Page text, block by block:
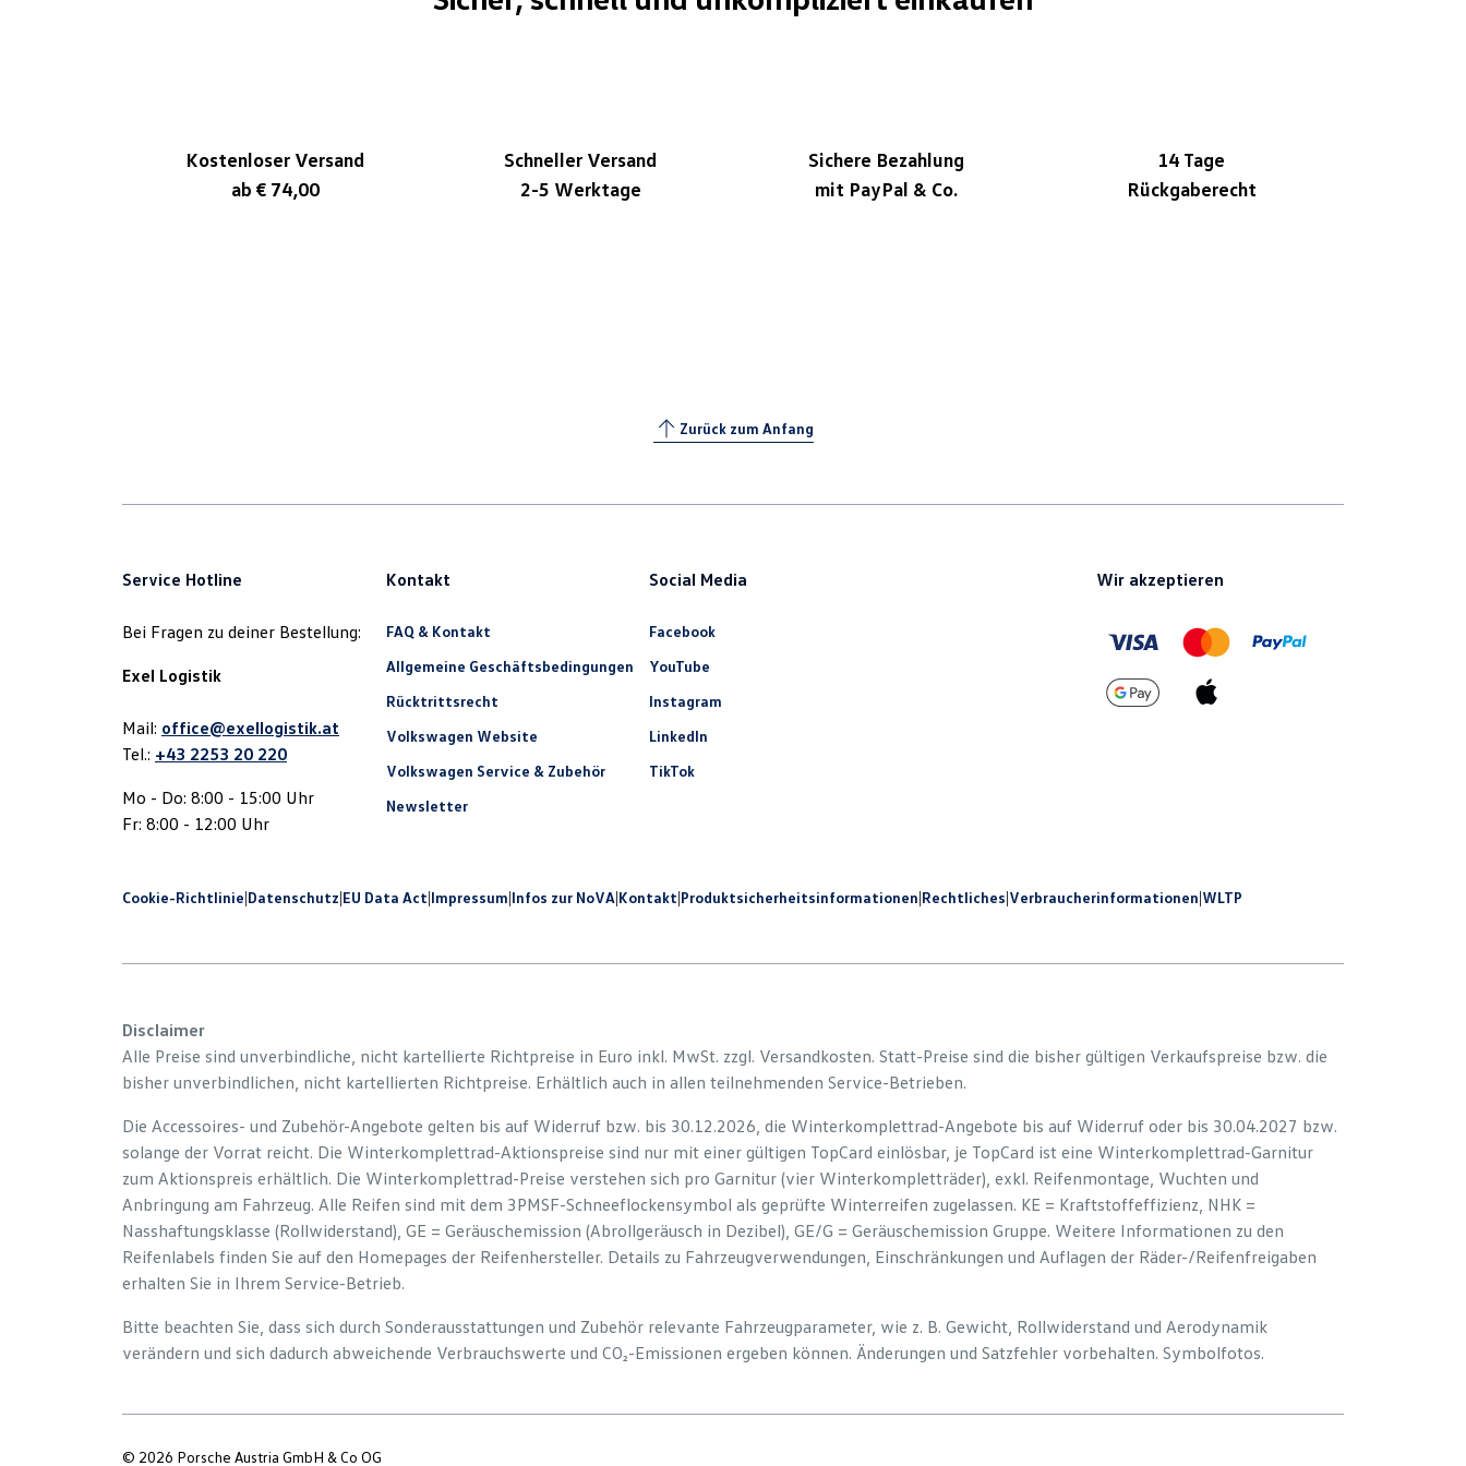
Kostenloser Versand
ab € 74,00
Schneller Versand
2-5 Werktage
Sichere Bezahlung
mit PayPal & Co.
14 Tage
Rückgaberecht
Zurück zum Anfang
Service Hotline
Bei Fragen zu deiner Bestellung:
Exel Logistik
Mail: office@exellogistik.at
Tel.: +43 2253 20 220
Mo - Do: 8:00 - 15:00 Uhr
Fr: 8:00 - 12:00 Uhr
Kontakt
FAQ & Kontakt
Allgemeine Geschäftsbedingungen
Rücktrittsrecht
Volkswagen Website
Volkswagen Service & Zubehör
Newsletter
Social Media
Facebook
YouTube
Instagram
LinkedIn
TikTok
Wir akzeptieren
Cookie-Richtlinie|Datenschutz|EU Data Act|Impressum|Infos zur NoVA|Kontakt|Produkt­sicherheits­informationen|Rechtliches|Verbraucherinformationen|WLTP
Disclaimer
Alle Preise sind unverbindliche, nicht kartellierte Richtpreise in Euro inkl. MwSt. zzgl. Versandkosten. Statt-Preise sind die bisher gültigen Verkaufspreise bzw. die
bisher unverbindlichen, nicht kartellierten Richtpreise. Erhältlich auch in allen teilnehmenden Service-Betrieben.
Die Accessoires- und Zubehör-Angebote gelten bis auf Widerruf bzw. bis 30.12.2026, die Winterkomplettrad-Angebote bis auf Widerruf oder bis 30.04.2027 bzw.
solange der Vorrat reicht. Die Winterkomplettrad-Aktionspreise sind nur mit einer gültigen TopCard einlösbar, je TopCard ist eine Winterkomplettrad-Garnitur
zum Aktionspreis erhältlich. Die Winterkomplettrad-Preise verstehen sich pro Garnitur (vier Winterkompletträder), exkl. Reifenmontage, Wuchten und
Anbringung am Fahrzeug. Alle Reifen sind mit dem 3PMSF-Schneeflockensymbol als geprüfte Winterreifen zugelassen. KE = Kraftstoffeffizienz, NHK =
Nasshaftungsklasse (Rollwiderstand), GE = Geräuschemission (Abrollgeräusch in Dezibel), GE/G = Geräuschemission Gruppe. Weitere Informationen zu den
Reifenlabels finden Sie auf den Homepages der Reifenhersteller. Details zu Fahrzeugverwendungen, Einschränkungen und Auflagen der Räder-/Reifenfreigaben
erhalten Sie in Ihrem Service-Betrieb.
Bitte beachten Sie, dass sich durch Sonderausstattungen und Zubehör relevante Fahrzeugparameter, wie z. B. Gewicht, Rollwiderstand und Aerodynamik
verändern und sich dadurch abweichende Verbrauchswerte und CO₂-Emissionen ergeben können. Änderungen und Satzfehler vorbehalten. Symbolfotos.
© 2026 Porsche Austria GmbH & Co OG